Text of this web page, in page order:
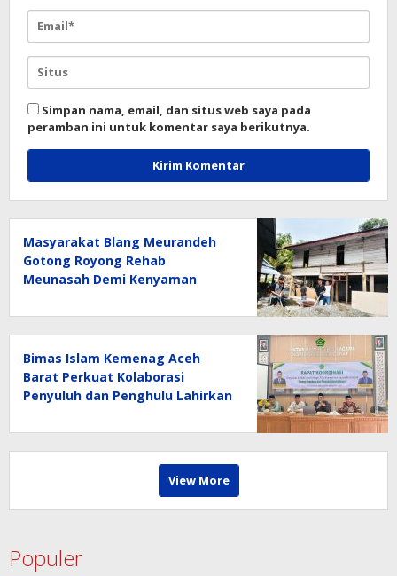
Simpan nama, email, dan situs web saya pada
peramban ini untuk komentar saya berikutnya.
Masyarakat Blang Meurandeh
Gotong Royong Rehab
Meunasah Demi Kenyaman
Bimas Islam Kemenag Aceh
Barat Perkuat Kolaborasi
Penyuluh dan Penghulu Lahirkan
View More
Populer